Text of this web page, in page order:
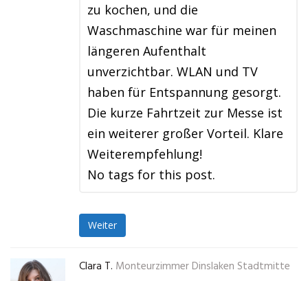
zu kochen, und die
Waschmaschine war für meinen
längeren Aufenthalt
unverzichtbar. WLAN und TV
haben für Entspannung gesorgt.
Die kurze Fahrtzeit zur Messe ist
ein weiterer großer Vorteil. Klare
Weiterempfehlung!
No tags for this post.
Weiter
Clara T. Monteurzimmer Dinslaken Stadtmitte